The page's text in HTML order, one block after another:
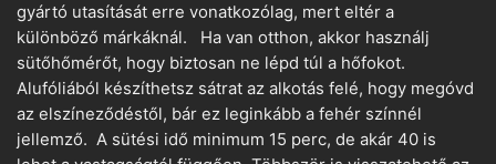
gyártó utasítását erre vonatkozólag, mert eltér a
különböző márkáknál. Ha van otthon, akkor használj
sütőhőmérőt, hogy biztosan ne lépd túl a hőfokot.
Alufóliából készíthetsz sátrat az alkotás felé, hogy megóvd
az elszíneződéstől, bár ez leginkább a fehér színnél
jellemző. A sütési idő minimum 15 perc, de akár 40 is